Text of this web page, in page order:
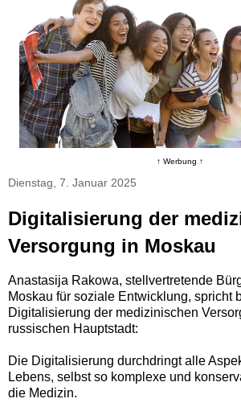
↑ Werbung ↑
Dienstag, 7. Januar 2025
Digitalisierung der
Versorgung in Moskau
Anastasija Rakowa, stellvertretende
Moskau für soziale Entwicklung, spricht
Digitalisierung der medizinischen
russischen Hauptstadt:
Die Digitalisierung durchdringt alle
Lebens, selbst so komplexe und
die Medizin.